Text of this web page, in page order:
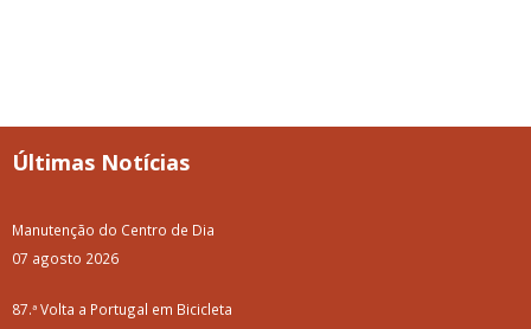
Últimas Notícias
Manutenção do Centro de Dia
07 agosto 2026
87.ª Volta a Portugal em Bicicleta